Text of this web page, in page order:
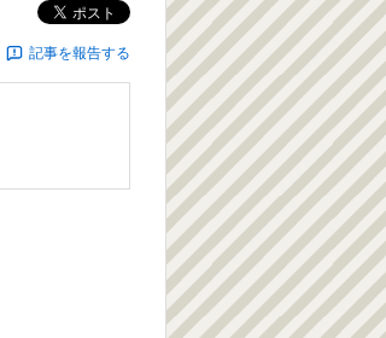
ポスト
記事を報告する